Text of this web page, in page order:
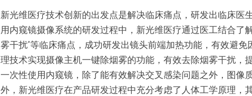
新光维医疗技术创新的出发点是解决临床痛点，研发出临床医
用内窥镜摄像系统的研发过程中，新光维医疗通过医工结合了
雾干扰”等临床痛点，成功研发出镜头前端加热功能，有效避
理技术实现摄像主机一键除烟雾的功能，有效去除烟雾干扰，
一次性使用内窥镜，除了能有效解决交叉感染问题之外，图像
外，新光维医疗在产品研发过程中充分考虑了人体工学原理，